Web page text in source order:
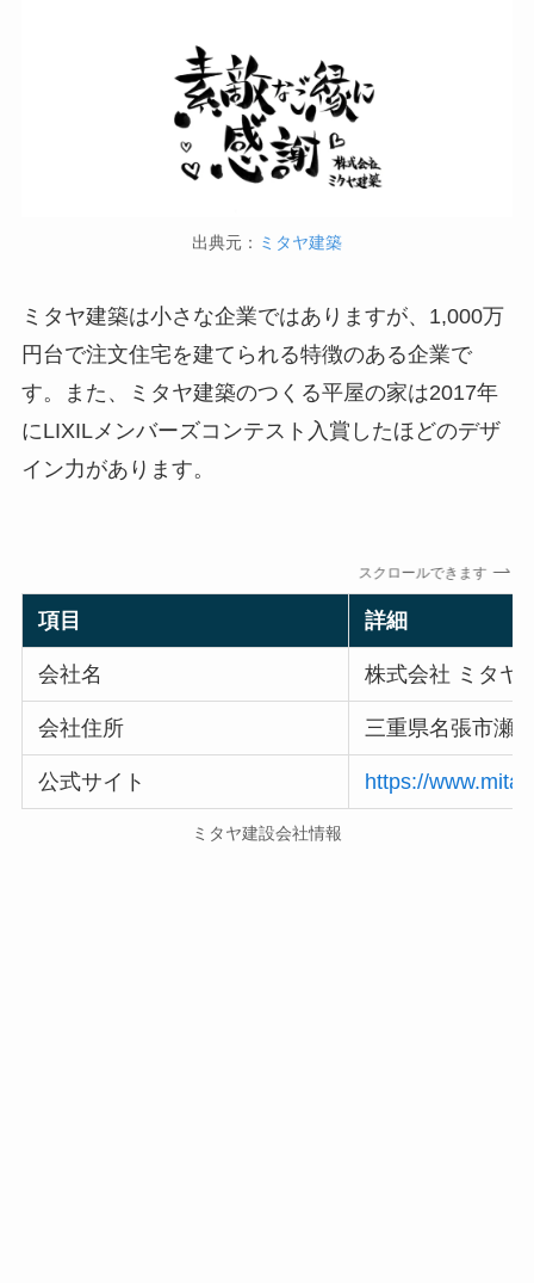
出典元： ミタヤ建築
ミタヤ建築は小さな企業ではありますが、1,000万
円台で注文住宅を建てられる特徴のある企業で
す。また、ミタヤ建築のつくる平屋の家は2017年
にLIXILメンバーズコンテスト入賞したほどのデザ
イン力があります。
スクロールできます
項目 詳細
会社名 株式会社 ミタヤ
会社住所 三重県名張市瀬
公式サイト https://
ミタヤ建設会社情報